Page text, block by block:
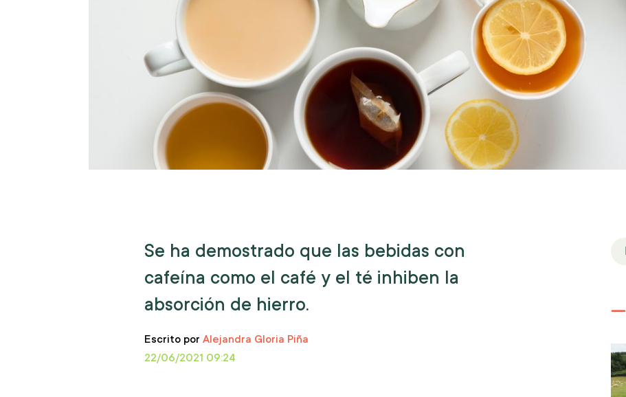
Se ha demostrado que las bebidas con
cafeína como el café y el té inhiben la
absorción de hierro.
Escrito porAlejandra Gloria Piña
22/06/2021 09:24